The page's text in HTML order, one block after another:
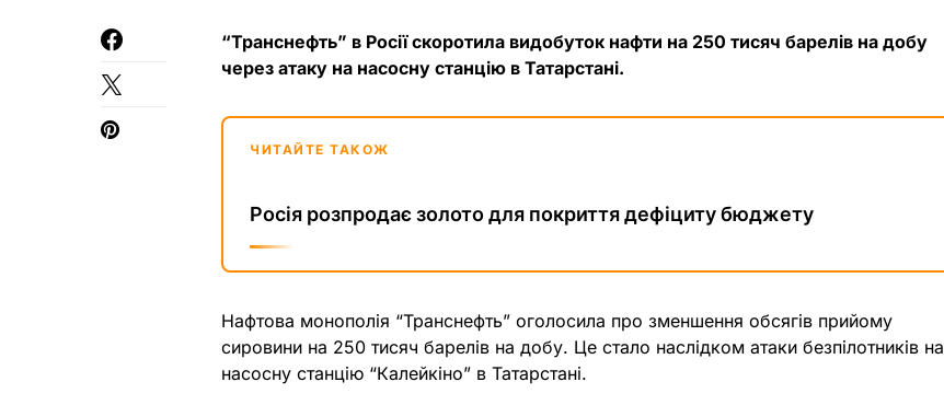
“Транснефть” в Росії скоротила видобуток нафти на 250 тисяч барелів на добу
через атаку на насосну станцію в Татарстані.
ЧИТАЙТЕ ТАКОЖ
Росія розпродає золото для покриття дефіциту бюджету
Нафтова монополія “Транснефть” оголосила про зменшення обсягів прийому
сировини на 250 тисяч барелів на добу. Це стало наслідком атаки безпілотників на
насосну станцію “Калейкіно” в Татарстані.